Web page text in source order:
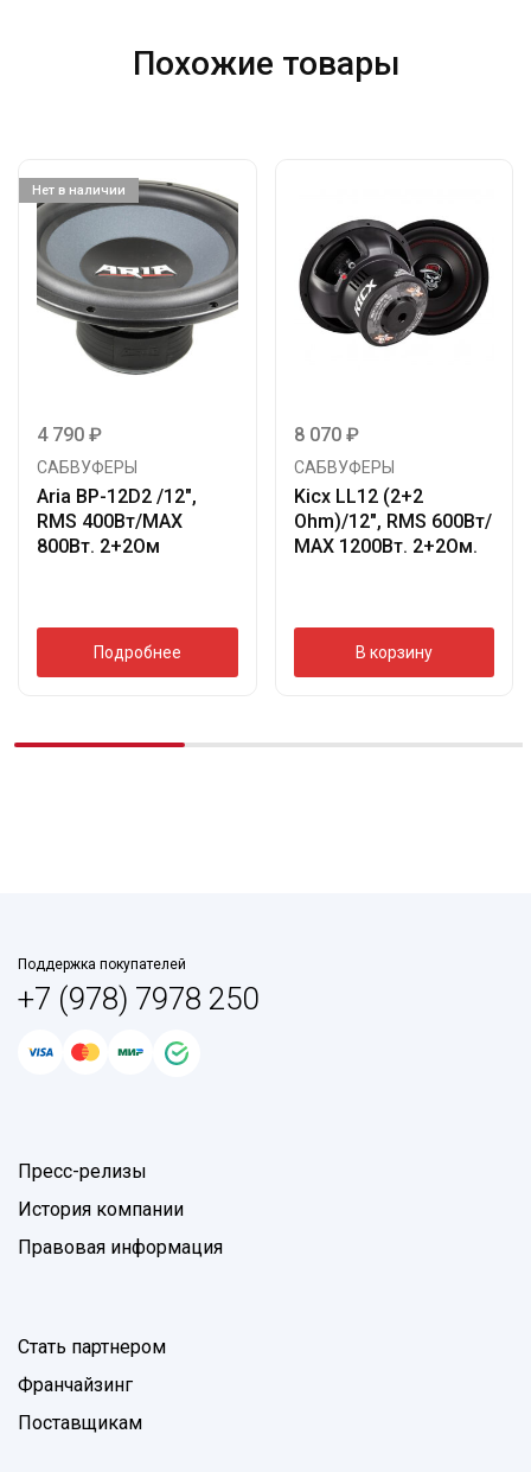
Похожие товары
Нет в наличии
4 790 ₽
САБВУФЕРЫ
Aria BP-12D2 /12″,
RMS 400Вт/МАХ
800Вт. 2+2Ом
Подробнее
8 070 ₽
САБВУФЕРЫ
Kicx LL12 (2+2
Ohm)/12″, RMS 600Вт/
МАХ 1200Вт. 2+2Ом.
В корзину
Поддержка покупателей
+7 (978) 7978 250
Пресс-релизы
История компании
Правовая информация
Стать партнером
Франчайзинг
Поставщикам